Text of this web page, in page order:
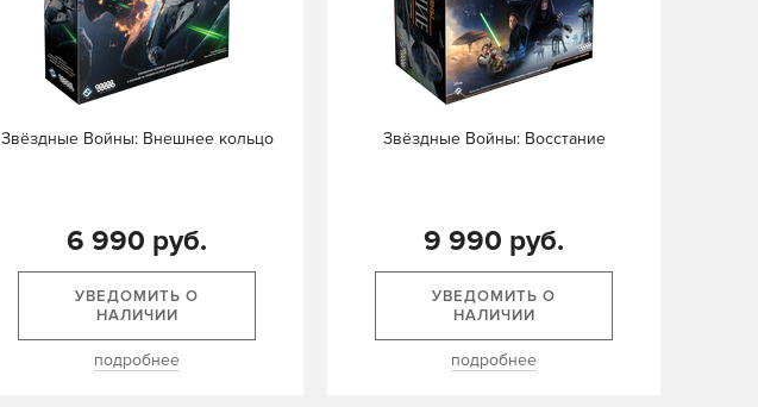
Звёздные Войны: Внешнее кольцо
6 990 руб.
УВЕДОМИТЬ О
НАЛИЧИИ
подробнее
Звёздные Войны: Восстание
9 990 руб.
УВЕДОМИТЬ О
НАЛИЧИИ
подробнее